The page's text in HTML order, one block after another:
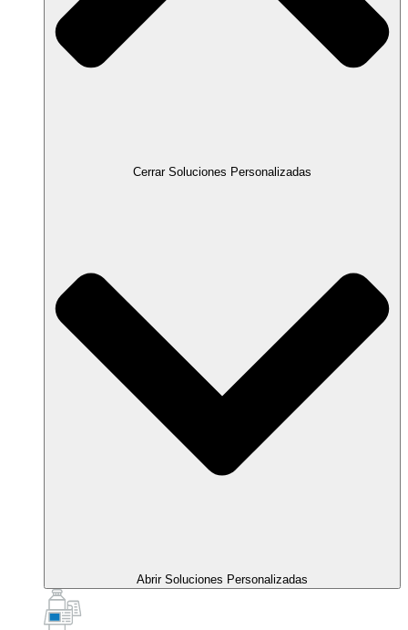
Cerrar Soluciones Personalizadas
Abrir Soluciones Personalizadas